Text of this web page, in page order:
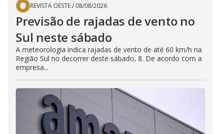
REVISTA OESTE/ 08/08/2026
Previsão de rajadas de vento no
Sul neste sábado
A meteorologia indica rajadas de vento de até 60 km/h na
Região Sul no decorrer deste sábado, 8. De acordo com a
empresa...